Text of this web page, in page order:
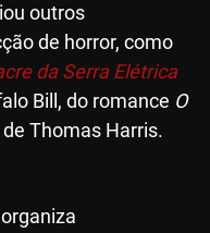
outros
de horror, como
da Serra Elétrica
Bill, do romance O
Thomas Harris.